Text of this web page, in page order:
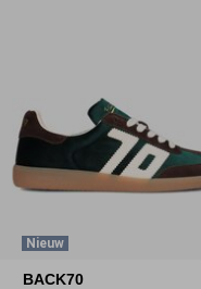
Nieuw
BACK70